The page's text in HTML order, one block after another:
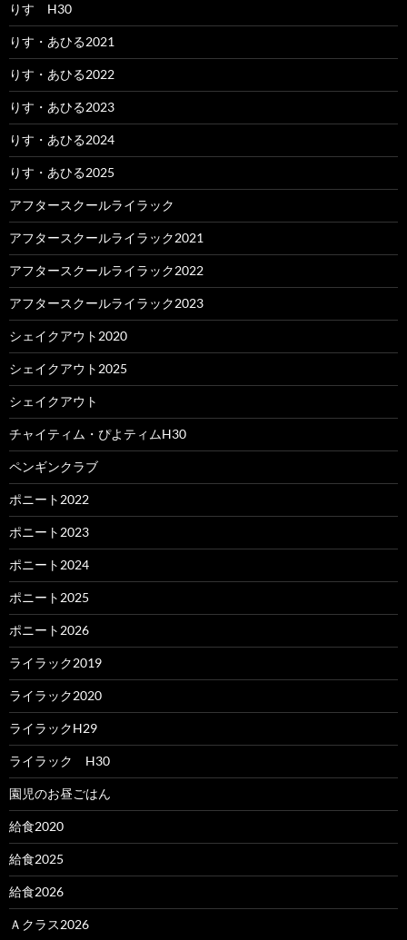
りす H30
りす・あひる2021
りす・あひる2022
りす・あひる2023
りす・あひる2024
りす・あひる2025
アフタースクールライラック
アフタースクールライラック2021
アフタースクールライラック2022
アフタースクールライラック2023
シェイクアウト2020
シェイクアウト2025
シェイクアウト
チャイティム・ぴよティムH30
ペンギンクラブ
ポニート2022
ポニート2023
ポニート2024
ポニート2025
ポニート2026
ライラック2019
ライラック2020
ライラックH29
ライラック H30
園児のお昼ごはん
給食2020
給食2025
給食2026
Ａクラス2026